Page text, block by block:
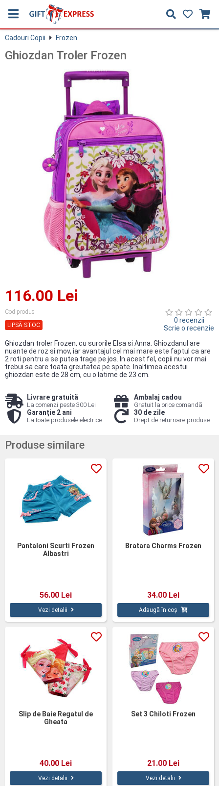
Cadouri Copii Frozen
Ghiozdan Troler Frozen
116.00 Lei
Cod produs
LIPSĂ STOC
0 recenzii
Scrie o recenzie
Ghiozdan troler Frozen, cu surorile Elsa si Anna. Ghiozdanul are
nuante de roz si mov, iar avantajul cel mai mare este faptul ca are
2 roti pentru a se putea trage pe jos. In acest fel, copii nu vor mai
trebui sa care toata greutatea pe spate. Inaltimea acestui
ghiozdan este de 28 cm, cu o latime de 23 cm.
Livrare gratuită
La comenzi peste 300 Lei
Ambalaj cadou
Gratuit la orice comandă
Garanție 2 ani
La toate produsele electrice
30 de zile
Drept de returnare produse
Produse similare
Pantaloni Scurti Frozen
Albastri
56.00 Lei
Vezi detalii
Bratara Charms Frozen
34.00 Lei
Adaugă în coș
Slip de Baie Regatul de
Gheata
40.00 Lei
Vezi detalii
Set 3 Chiloti Frozen
21.00 Lei
Vezi detalii